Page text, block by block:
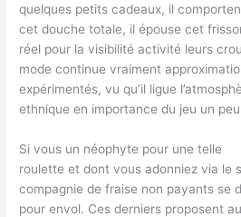
quelques petits cadeaux, il
cet douche totale, il épouse cet
réel pour la visibilité activité leurs
mode continue vraiment
expérimentés, vu qu’il ligue
ethnique en importance du jeu un
Si vous un néophyte pour une telle
roulette et dont vous adonniez via le
compagnie de fraise non payants se
pour envol. Ces derniers proposent